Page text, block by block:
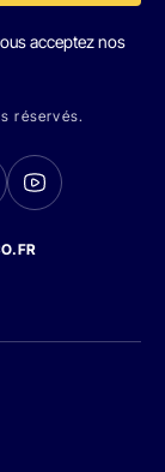
acceptez nos
réservés.